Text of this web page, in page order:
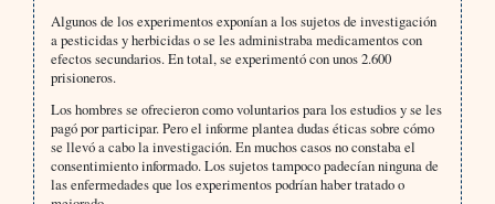
Algunos de los experimentos exponían a los sujetos de investigación
a pesticidas y herbicidas o se les administraba medicamentos con
efectos secundarios. En total, se experimentó con unos 2.600
prisioneros.
Los hombres se ofrecieron como voluntarios para los estudios y se les
pagó por participar. Pero el informe plantea dudas éticas sobre cómo
se llevó a cabo la investigación. En muchos casos no constaba el
consentimiento informado. Los sujetos tampoco padecían ninguna de
las enfermedades que los experimentos podrían haber tratado o